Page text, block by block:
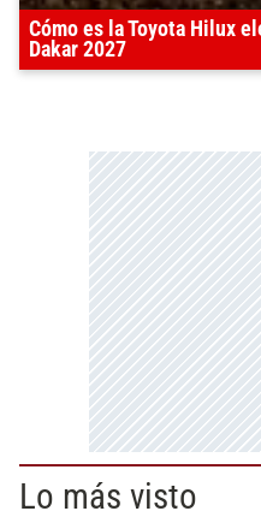
Cómo es la Toyota Hilux
Dakar 2027
Lo más visto